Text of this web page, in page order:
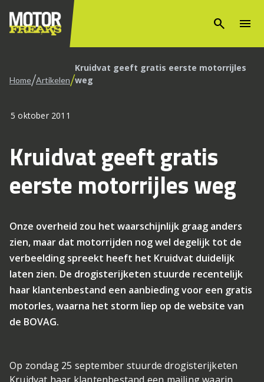
search menu
Home/Artikelen/Kruidvat geeft gratis eerste motorrijles
weg
5 oktober 2011
Kruidvat geeft gratis
eerste motorrijles weg
Onze overheid zou het waarschijnlijk graag anders
zien, maar dat motorrijden nog wel degelijk tot de
verbeelding spreekt heeft het Kruidvat duidelijk
laten zien. De drogisterijketen stuurde recentelijk
haar klantenbestand een aanbieding voor een gratis
motorles, waarna het storm liep op de website van
de BOVAG.
Op zondag 25 september stuurde drogisterijketen